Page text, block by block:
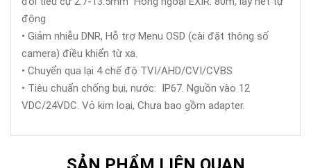
động
• Giảm nhiễu DNR, Hỗ trợ Menu OSD (cài đặt thông số
camera) điều khiển từ xa.
• Chuyển qua lại 4 chế độ TVI/AHD/CVI/CVBS
• Tiêu chuẩn chống bụi, nước: IP67. Nguồn vào 12
VDC/24VDC. Vỏ kim loại, Chưa bao gồm adapter.